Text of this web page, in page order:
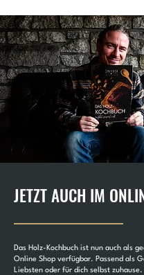
JETZT AUCH IM
Das Holz-Kochbuch ist nun auch als
Online Shop verfügbar. Passend als
Liebsten oder für dich selbst zuhause.